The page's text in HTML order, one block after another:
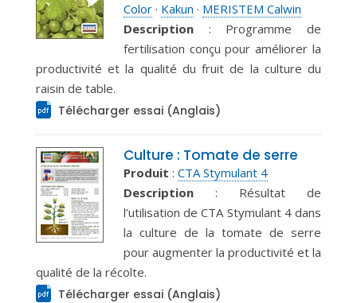
Color· Kakun · MERISTEM Calwin
Description : Programme de
fertilisation conçu pour améliorer la
productivité et la qualité du fruit de la culture du
raisin de table.
Télécharger essai (Anglais)
Culture : Tomate de serre
Produit : CTA Stymulant 4
Description : Résultat de
l’utilisation de CTA Stymulant 4 dans
la culture de la tomate de serre
pour augmenter la productivité et la
qualité de la récolte.
Télécharger essai (Anglais)